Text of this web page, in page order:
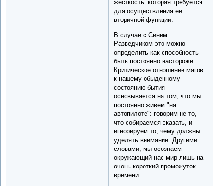
жесткость, которая требуется
для осуществления ее
вторичной функции.
В случае с Синим
Разведчиком это можно
определить как способность
быть постоянно настороже.
Критическое отношение магов
к нашему обыденному
состоянию бытия
основывается на том, что мы
постоянно живем "на
автопилоте": говорим не то,
что собираемся сказать, и
игнорируем то, чему должны
уделять внимание. Другими
словами, мы осознаем
окружающий нас мир лишь на
очень короткий промежуток
времени.